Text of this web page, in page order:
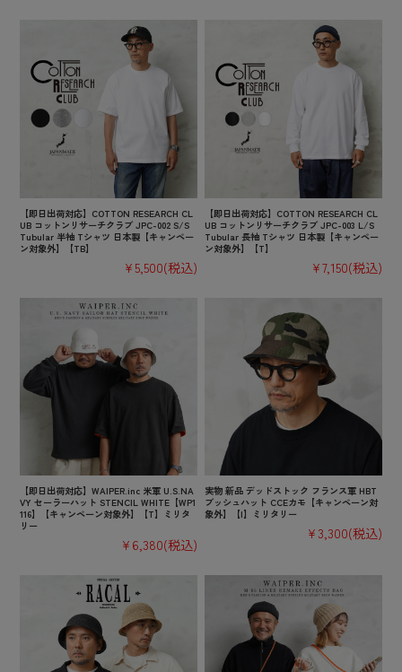
【即日出荷対応】COTTON RESEARCH CL
UB コットンリサーチクラブ JPC-002 S/S
Tubular 半袖 Tシャツ 日本製【キャンペー
ン対象外】【TB】
¥5,500(税込)
【即日出荷対応】COTTON RESEARCH CL
UB コットンリサーチクラブ JPC-003 L/S
Tubular 長袖 Tシャツ 日本製【キャンペー
ン対象外】【T】
¥7,150(税込)
【即日出荷対応】WAIPER.inc 米軍 U.S.NA
VY セーラーハット STENCIL WHITE【WP1
116】【キャンペーン対象外】【T】ミリタ
リー
¥6,380(税込)
実物 新品 デッドストック フランス軍 HBT
ブッシュハット CCEカモ【キャンペーン対
象外】【I】ミリタリー
¥3,300(税込)